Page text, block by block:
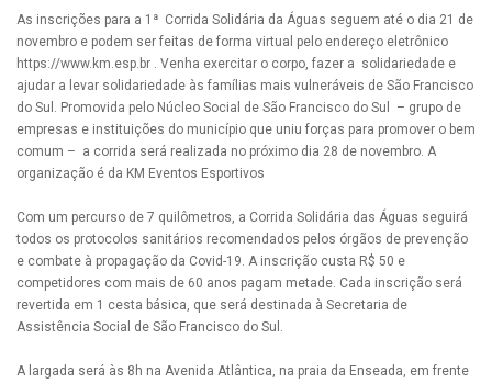
As inscrições para a 1ª Corrida Solidária da Águas seguem até o dia 21 de
novembro e podem ser feitas de forma virtual pelo endereço eletrônico
https://www.km.esp.br . Venha exercitar o corpo, fazer a solidariedade e
ajudar a levar solidariedade às famílias mais vulneráveis de São Francisco
do Sul. Promovida pelo Núcleo Social de São Francisco do Sul – grupo de
empresas e instituições do município que uniu forças para promover o bem
comum – a corrida será realizada no próximo dia 28 de novembro. A
organização é da KM Eventos Esportivos
Com um percurso de 7 quilômetros, a Corrida Solidária das Águas seguirá
todos os protocolos sanitários recomendados pelos órgãos de prevenção
e combate à propagação da Covid-19. A inscrição custa R$ 50 e
competidores com mais de 60 anos pagam metade. Cada inscrição será
revertida em 1 cesta básica, que será destinada à Secretaria de
Assistência Social de São Francisco do Sul.
A largada será às 8h na Avenida Atlântica, na praia da Enseada, em frente